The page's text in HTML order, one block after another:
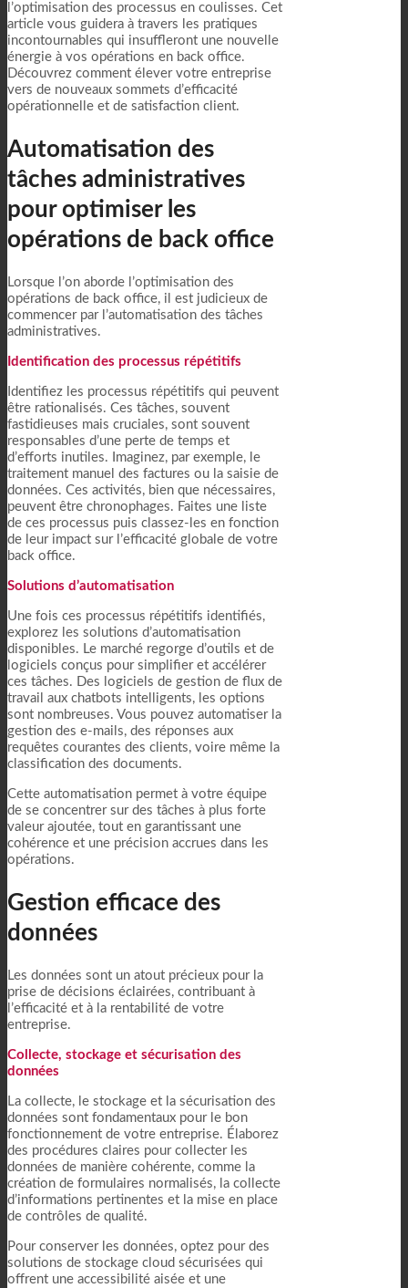
l’optimisation des processus en coulisses. Cet
article vous guidera à travers les pratiques
incontournables qui insuffleront une nouvelle
énergie à vos opérations en back office.
Découvrez comment élever votre entreprise
vers de nouveaux sommets d’efficacité
opérationnelle et de satisfaction client.
Automatisation des
tâches administratives
pour optimiser les
opérations de back office
Lorsque l’on aborde l’optimisation des
opérations de back office, il est judicieux de
commencer par l’automatisation des tâches
administratives.
Identification des processus répétitifs
Identifiez les processus répétitifs qui peuvent
être rationalisés. Ces tâches, souvent
fastidieuses mais cruciales, sont souvent
responsables d’une perte de temps et
d’efforts inutiles. Imaginez, par exemple, le
traitement manuel des factures ou la saisie de
données. Ces activités, bien que nécessaires,
peuvent être chronophages. Faites une liste
de ces processus puis classez-les en fonction
de leur impact sur l’efficacité globale de votre
back office.
Solutions d’automatisation
Une fois ces processus répétitifs identifiés,
explorez les solutions d’automatisation
disponibles. Le marché regorge d’outils et de
logiciels conçus pour simplifier et accélérer
ces tâches. Des logiciels de gestion de flux de
travail aux chatbots intelligents, les options
sont nombreuses. Vous pouvez automatiser la
gestion des e-mails, des réponses aux
requêtes courantes des clients, voire même la
classification des documents.
Cette automatisation permet à votre équipe
de se concentrer sur des tâches à plus forte
valeur ajoutée, tout en garantissant une
cohérence et une précision accrues dans les
opérations.
Gestion efficace des
données
Les données sont un atout précieux pour la
prise de décisions éclairées, contribuant à
l’efficacité et à la rentabilité de votre
entreprise.
Collecte, stockage et sécurisation des
données
La collecte, le stockage et la sécurisation des
données sont fondamentaux pour le bon
fonctionnement de votre entreprise. Élaborez
des procédures claires pour collecter les
données de manière cohérente, comme la
création de formulaires normalisés, la collecte
d’informations pertinentes et la mise en place
de contrôles de qualité.
Pour conserver les données, optez pour des
solutions de stockage cloud sécurisées qui
offrent une accessibilité aisée et une